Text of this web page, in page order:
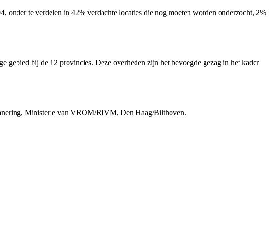
onder te verdelen in 42% verdachte locaties die nog moeten worden onderzocht, 2%
gebied bij de 12 provincies. Deze overheden zijn het bevoegde gezag in het kader
Ministerie van VROM/RIVM, Den Haag/Bilthoven.